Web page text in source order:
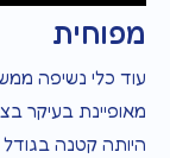
מפוחית
עוד כלי נשיפה
מאופיינת בעיקר
היותה קטנה